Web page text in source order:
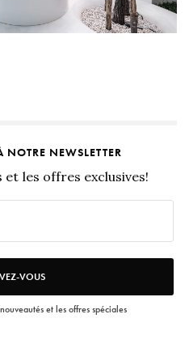
NEWSLETTER
et les offres exclusives!
VOUS
et les offres spéciales